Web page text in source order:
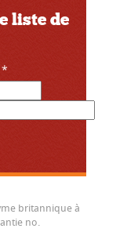
liste de
*
britannique à
no.